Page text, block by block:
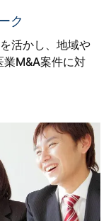
ク
活かし、地域や
業M&A案件に対